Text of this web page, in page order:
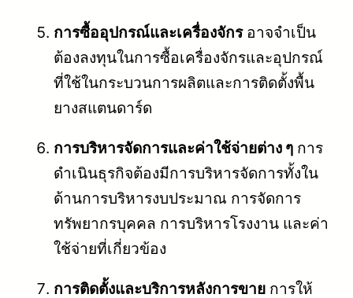
การซื้ออุปกรณ์และเครื่องจักรอาจจำเป็น
ต้องลงทุนในการซื้อเครื่องจักรและอุปกรณ์
ที่ใช้ในกระบวนการผลิตและการติดตั้งพื้น
ยางสแตนดาร์ด
การบริหารจัดการและค่าใช้จ่ายต่าง ๆ การ
ดำเนินธุรกิจต้องมีการบริหารจัดการทั้งใน
ด้านการบริหารงบประมาณ การจัดการ
ทรัพยากรบุคคล การบริหารโรงงาน และค่า
ใช้จ่ายที่เกี่ยวข้อง
การติดตั้งและบริการหลังการขาย การให้